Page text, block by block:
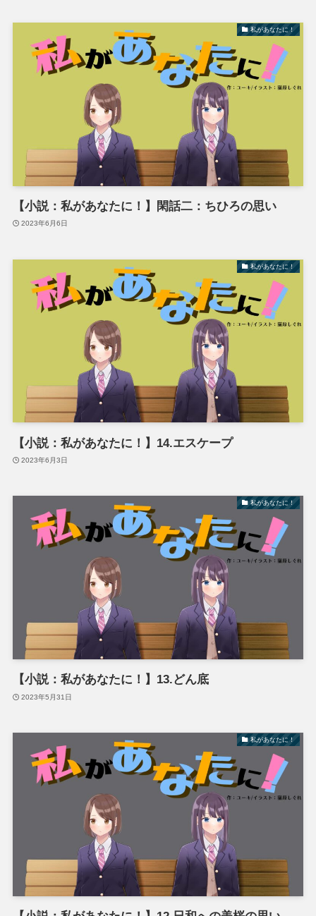
私があなたに！
【小説：私があなたに！】閑話二：ちひろの思い
2023年6月6日
私があなたに！
【小説：私があなたに！】14.エスケープ
2023年6月3日
私があなたに！
【小説：私があなたに！】13.どん底
2023年5月31日
私があなたに！